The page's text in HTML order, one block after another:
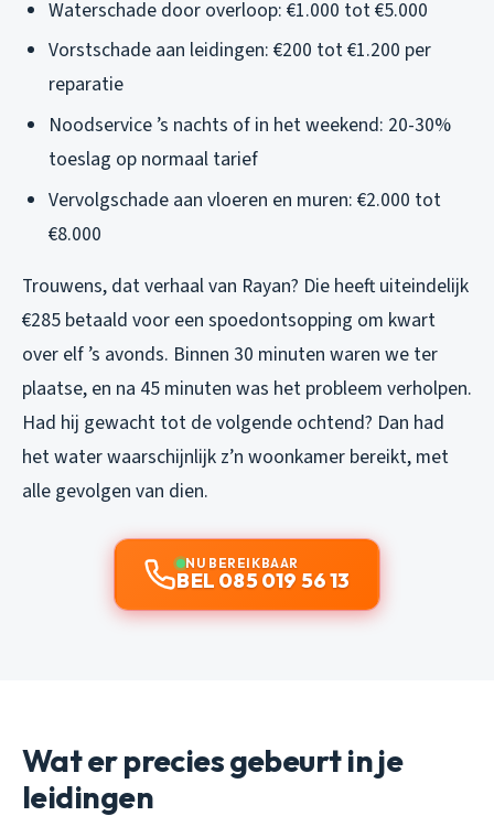
Waterschade door overloop: €1.000 tot €5.000
Vorstschade aan leidingen: €200 tot €1.200 per
reparatie
Noodservice ’s nachts of in het weekend: 20-30%
toeslag op normaal tarief
Vervolgschade aan vloeren en muren: €2.000 tot
€8.000
Trouwens, dat verhaal van Rayan? Die heeft uiteindelijk
€285 betaald voor een spoedontsopping om kwart
over elf ’s avonds. Binnen 30 minuten waren we ter
plaatse, en na 45 minuten was het probleem verholpen.
Had hij gewacht tot de volgende ochtend? Dan had
het water waarschijnlijk z’n woonkamer bereikt, met
alle gevolgen van dien.
NU BEREIKBAAR
BEL 085 019 56 13
Wat er precies gebeurt in je
leidingen